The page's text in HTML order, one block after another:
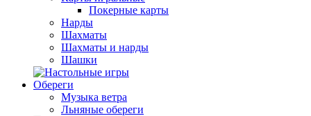
Покерные карты
Нарды
Шахматы
Шахматы и нарды
Шашки
Обереги
Музыка ветра
Льняные обереги